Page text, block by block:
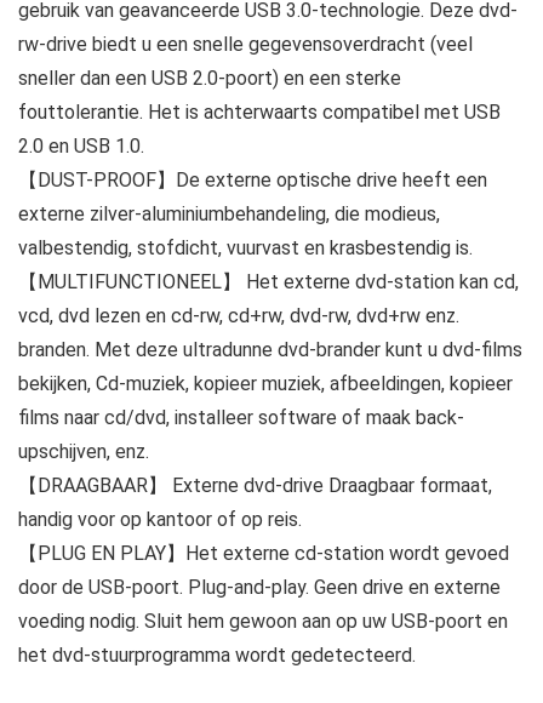
gebruik van geavanceerde USB 3.0-technologie. Deze dvd-
rw-drive biedt u een snelle gegevensoverdracht (veel
sneller dan een USB 2.0-poort) en een sterke
fouttolerantie. Het is achterwaarts compatibel met USB
2.0 en USB 1.0.
【DUST-PROOF】De externe optische drive heeft een
externe zilver-aluminiumbehandeling, die modieus,
valbestendig, stofdicht, vuurvast en krasbestendig is.
【MULTIFUNCTIONEEL】 Het externe dvd-station kan cd,
vcd, dvd lezen en cd-rw, cd+rw, dvd-rw, dvd+rw enz.
branden. Met deze ultradunne dvd-brander kunt u dvd-films
bekijken, Cd-muziek, kopieer muziek, afbeeldingen, kopieer
films naar cd/dvd, installeer software of maak back-
upschijven, enz.
【DRAAGBAAR】 Externe dvd-drive Draagbaar formaat,
handig voor op kantoor of op reis.
【PLUG EN PLAY】Het externe cd-station wordt gevoed
door de USB-poort. Plug-and-play. Geen drive en externe
voeding nodig. Sluit hem gewoon aan op uw USB-poort en
het dvd-stuurprogramma wordt gedetecteerd.